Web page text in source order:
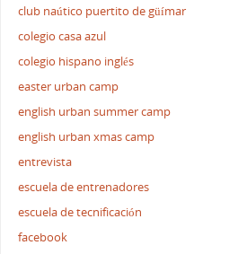
club naútico puertito de güímar
colegio casa azul
colegio hispano inglés
easter urban camp
english urban summer camp
english urban xmas camp
entrevista
escuela de entrenadores
escuela de tecnificación
facebook